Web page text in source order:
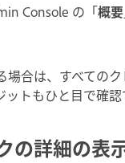
Console の「概要
合は、すべての
トもひと目で確認
の詳細の表